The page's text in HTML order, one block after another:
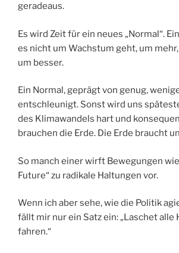
geradeaus.
Es wird Zeit für ein neues „Normal“.
es nicht um Wachstum geht, um
um besser.
Ein Normal, geprägt von genug,
entschleunigt. Sonst wird uns
des Klimawandels hart und
brauchen die Erde. Die Erde braucht
So manch einer wirft Bewegungen
Future“ zu radikale Haltungen vor.
Wenn ich aber sehe, wie die Politik
fällt mir nur ein Satz ein: „Laschet alle
fahren.“